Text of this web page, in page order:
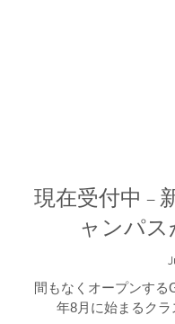
現在受付中 –
ャンパ
間もなくオープンする
年8月に始まるクラ